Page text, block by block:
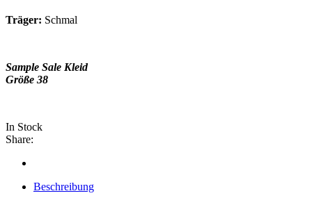
Träger: Schmal
Sample Sale Kleid
Größe 38
In Stock
Share:
Beschreibung